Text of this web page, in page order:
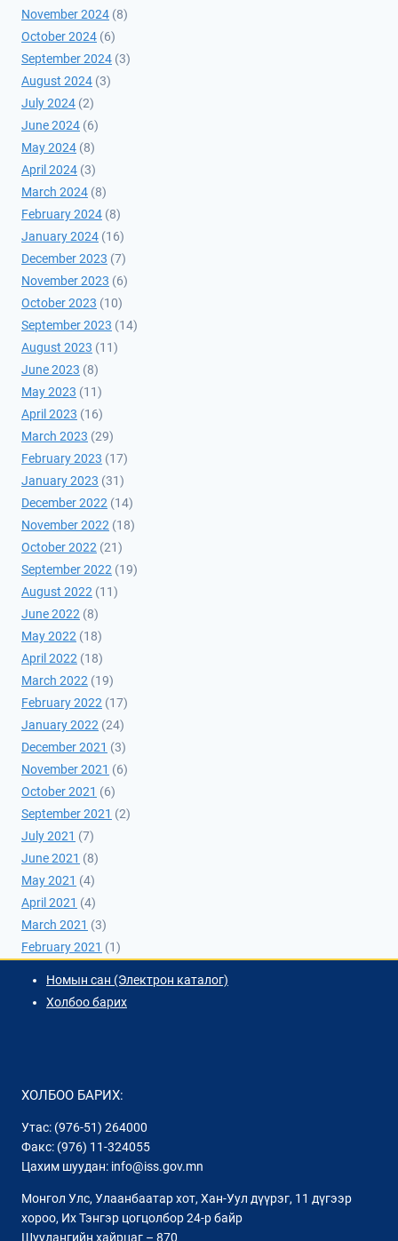
November 2024 (8)
October 2024 (6)
September 2024 (3)
August 2024 (3)
July 2024 (2)
June 2024 (6)
May 2024 (8)
April 2024 (3)
March 2024 (8)
February 2024 (8)
January 2024 (16)
December 2023 (7)
November 2023 (6)
October 2023 (10)
September 2023 (14)
August 2023 (11)
June 2023 (8)
May 2023 (11)
April 2023 (16)
March 2023 (29)
February 2023 (17)
January 2023 (31)
December 2022 (14)
November 2022 (18)
October 2022 (21)
September 2022 (19)
August 2022 (11)
June 2022 (8)
May 2022 (18)
April 2022 (18)
March 2022 (19)
February 2022 (17)
January 2022 (24)
December 2021 (3)
November 2021 (6)
October 2021 (6)
September 2021 (2)
July 2021 (7)
June 2021 (8)
May 2021 (4)
April 2021 (4)
March 2021 (3)
February 2021 (1)
Номын сан (Электрон каталог)
Холбоо барих
ХОЛБОО БАРИХ:
Утас: (976-51) 264000
Факс: (976) 11-324055
Цахим шуудан: info@iss.gov.mn
Монгол Улс, Улаанбаатар хот, Хан-Уул дүүрэг, 11 дүгээр
хороо, Их Тэнгэр цогцолбор 24-р байр
Шуудангийн хайрцаг – 870